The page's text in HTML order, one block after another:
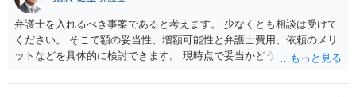
弁護士を入れるべき事案であると考えます。 少なくとも相談は受けて
ください。 そこで額の妥当性、増額可能性と弁護士費用、依頼のメリ
ットなどを具体的に検討できます。 現時点で妥当かどうかを即断する